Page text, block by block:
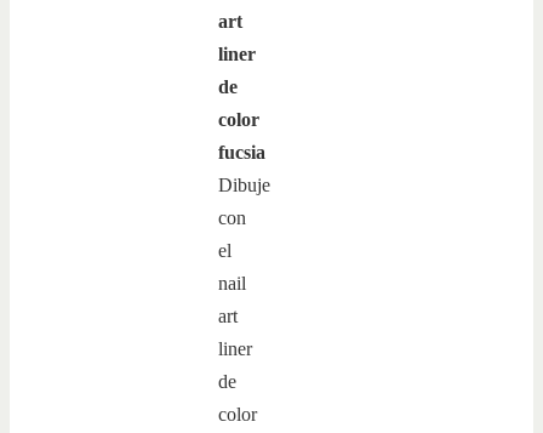
art
liner
de
color
fucsia
Dibuje
con
el
nail
art
liner
de
color